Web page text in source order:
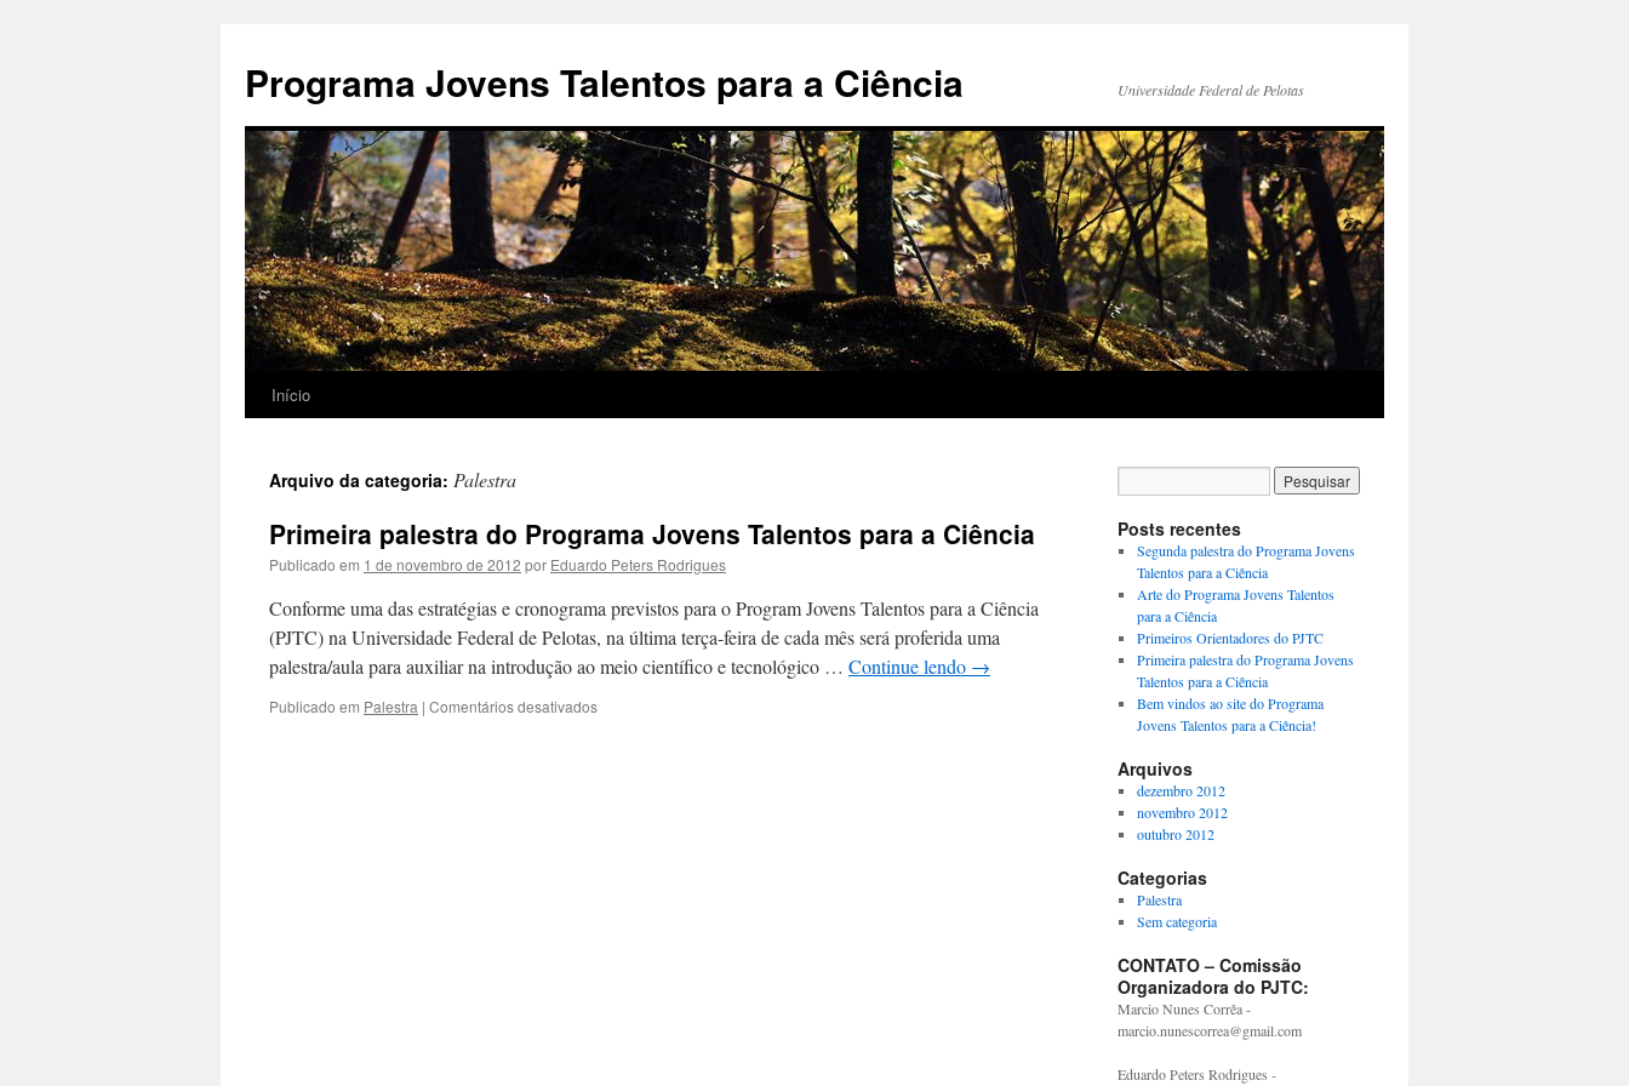
conteúdo
Programa Jovens Talentos para a Ciência Universidade Federal de Pelotas
Início
Arquivo da categoria: Palestra
Primeira palestra do Programa Jovens Talentos para a Ciência
Publicado em 1 de novembro de 2012 por Eduardo Peters Rodrigues
Conforme uma das estratégias e cronograma previstos para o Program Jovens Talentos para a Ciência
(PJTC) na Universidade Federal de Pelotas, na última terça-feira de cada mês será proferida uma
palestra/aula para auxiliar na introdução ao meio científico e tecnológico … Continue lendo →
Publicado em Palestra | Comentários desativadosem
Posts recentes
Segunda palestra do Programa Jovens
Talentos para a Ciência
Arte do Programa Jovens Talentos
para a Ciência
Primeiros Orientadores do PJTC
Primeira palestra do Programa Jovens
Talentos para a Ciência
Bem vindos ao site do Programa
Jovens Talentos para a Ciência!
Arquivos
dezembro 2012
novembro 2012
outubro 2012
Categorias
Palestra
Sem categoria
CONTATO – Comissão
Organizadora do PJTC:
Marcio Nunes Corrêa -
marcio.nunescorrea@gmail.com
Eduardo Peters Rodrigues -